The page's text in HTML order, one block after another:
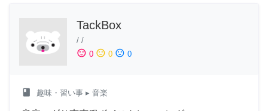
TackBox
/ /
sentiment_satisfied 0 sentiment_neutral 0 sentiment_dissatisfied 0
class 趣味・習い事 ▸ 音楽